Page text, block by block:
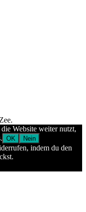
Website weiter nutzt,
OK Nein
indem du den